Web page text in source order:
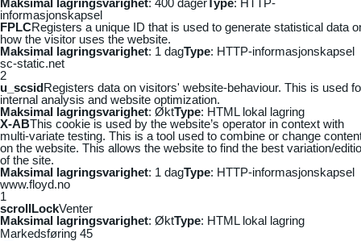
informasjonskapsel
FPLCRegisters a unique ID that is used to generate statistical data
how the visitor uses the website.
Maksimal lagringsvarighet: 1 dagType: HTTP-informasjonskapsel
sc-static.net
2
u_scsidRegisters data on visitors' website-behaviour. This is used
internal analysis and website optimization.
Maksimal lagringsvarighet: ØktType: HTML lokal lagring
X-ABThis cookie is used by the website’s operator in context with
multi-variate testing. This is a tool used to combine or change
on the website. This allows the website to find the best variation/
of the site.
Maksimal lagringsvarighet: 1 dagType: HTTP-informasjonskapsel
www.floyd.no
1
scrollLockVenter
Maksimal lagringsvarighet: ØktType: HTML lokal lagring
Markedsføring 45